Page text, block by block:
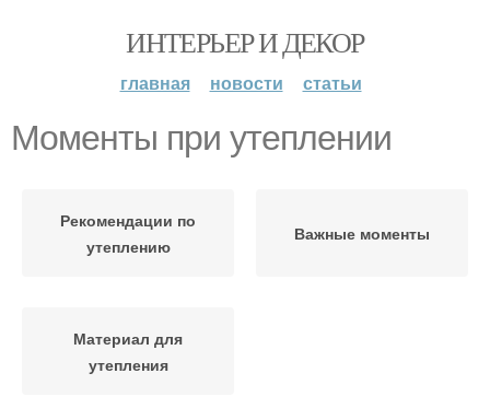
ИНТЕРЬЕР И ДЕКОР
главная новости статьи
Моменты при утеплении
Рекомендации по
утеплению
Важные моменты
Материал для
утепления